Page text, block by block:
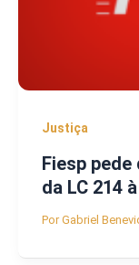
Justiça
Fiesp
da LC 214
PorGabriel